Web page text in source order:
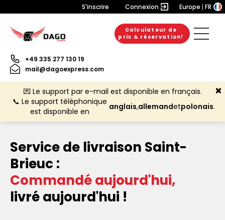
S'inscrire Connexion Europe FR
Calculateur de
prix & réservation!
+49 335 277 130 19
mail@dagoexpress.com
💌 Le support par e-mail est disponible en français.
📞 Le support téléphonique
est disponible en
anglais,allemandetpolonais.
Service de livraison Saint-
Brieuc :
Commandé aujourd'hui,
livré aujourd'hui !